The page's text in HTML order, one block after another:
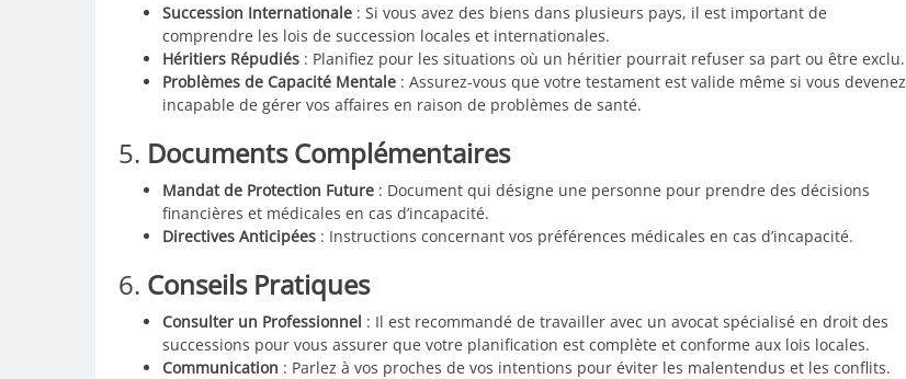
Succession Internationale : Si vous avez des biens dans plusieurs pays, il est important de
comprendre les lois de succession locales et internationales.
Héritiers Répudiés : Planifiez pour les situations où un héritier pourrait refuser sa part ou être exclu.
Problèmes de Capacité Mentale : Assurez-vous que votre testament est valide même si vous devenez
incapable de gérer vos affaires en raison de problèmes de santé.
5. Documents Complémentaires
Mandat de Protection Future : Document qui désigne une personne pour prendre des décisions
financières et médicales en cas d’incapacité.
Directives Anticipées : Instructions concernant vos préférences médicales en cas d’incapacité.
6. Conseils Pratiques
Consulter un Professionnel : Il est recommandé de travailler avec un avocat spécialisé en droit des
successions pour vous assurer que votre planification est complète et conforme aux lois locales.
Communication : Parlez à vos proches de vos intentions pour éviter les malentendus et les conflits.